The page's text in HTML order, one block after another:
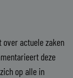
actuele zaken
deze
op alle in